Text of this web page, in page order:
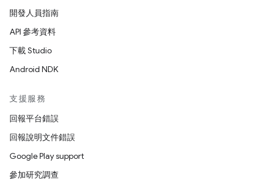
開發人員指南
API 參考資料
下載 Studio
Android NDK
支援服務
回報平台錯誤
回報說明文件錯誤
Google Play support
參加研究調查